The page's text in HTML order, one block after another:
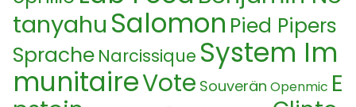
tanyahu Salomon Pied Pipers
Sprache Narcissique System Im
munitaireVote Souverän Openmic E